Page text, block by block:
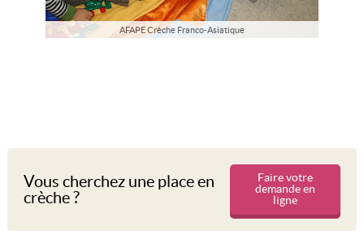
AFAPE Crèche Franco-Asiatique
Vous cherchez une place en
crèche ?
Faire votre
demande en
ligne